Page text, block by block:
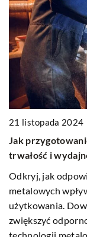
Jak skutecznie
praktyczne
małych
jak zapewnić
więcej klientów.